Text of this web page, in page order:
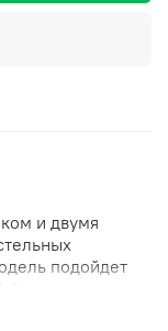
и двумя
подойдет
в диван при